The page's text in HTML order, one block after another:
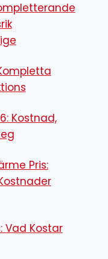
Kostnad,
Pris:
Vad Kostar